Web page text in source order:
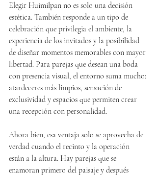
Elegir Huimilpan no es solo una decisión
estética. También responde a un tipo de
celebración que privilegia el ambiente, la
experiencia de los invitados y la posibilidad
de diseñar momentos memorables con mayor
libertad. Para parejas que desean una boda
con presencia visual, el entorno suma mucho:
atardeceres más limpios, sensación de
exclusividad y espacios que permiten crear
una recepción con personalidad.
Ahora bien, esa ventaja solo se aprovecha de
verdad cuando el recinto y la operación
están a la altura. Hay parejas que se
enamoran primero del paisaje y después